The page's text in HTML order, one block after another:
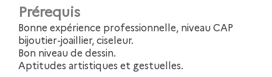
Prérequis
Bonne expérience professionnelle, niveau CAP
bijoutier-joaillier, ciseleur.
Bon niveau de dessin.
Aptitudes artistiques et gestuelles.